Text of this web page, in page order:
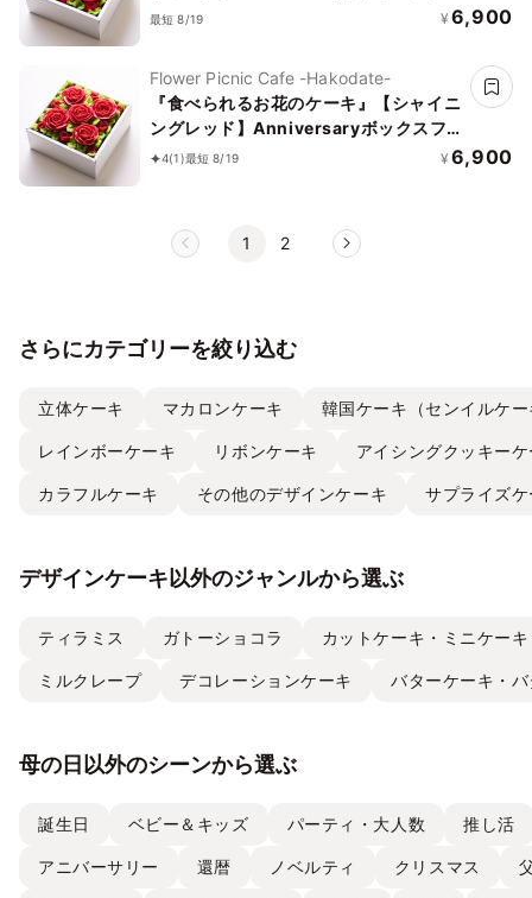
ワーケーキ
最短 8/19 ¥ 6,900
Flower Picnic Cafe -Hakodate-
『食べられるお花のケーキ』【シャイニ
ングレッド】Anniversaryボックスフ
ラワーケーキ
4(1)最短 8/19 ¥ 6,900
1 2
さらにカテゴリーを絞り込む
立体ケーキ マカロンケーキ 韓国ケーキ（センイルケ
レインボーケーキ リボンケーキ アイシングクッキー
カラフルケーキ その他のデザインケーキ サプライズ
デザインケーキ以外のジャンルから選ぶ
ティラミス ガトーショコラ カットケーキ・ミニケーキ
ミルクレープ デコレーションケーキ バターケーキ・
母の日以外のシーンから選ぶ
誕生日 ベビー＆キッズ パーティ・大人数 推し活
アニバーサリー 還暦 ノベルティ クリスマス